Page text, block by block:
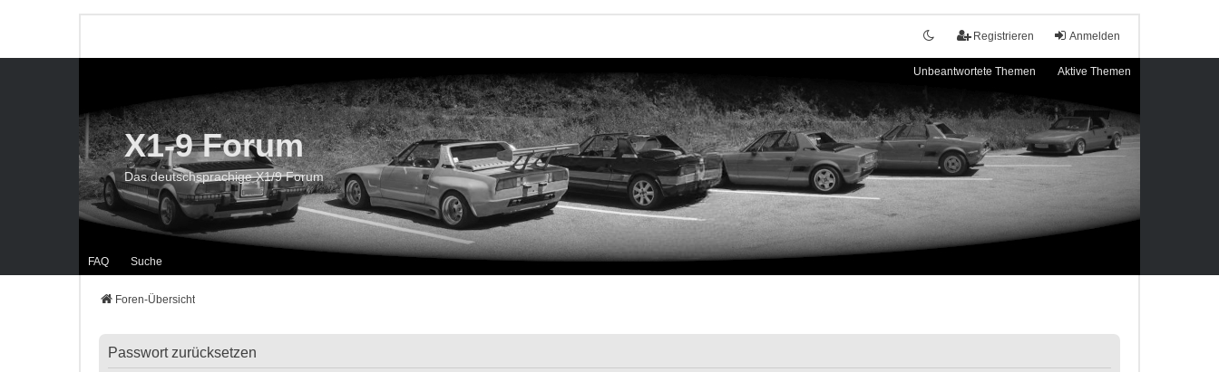
Anmelden
Registrieren
Unbeantwortete Themen Aktive Themen
FAQ Suche
X1-9 Forum
Das deutschsprachige X1/9 Forum
Foren-Übersicht
Passwort zurücksetzen